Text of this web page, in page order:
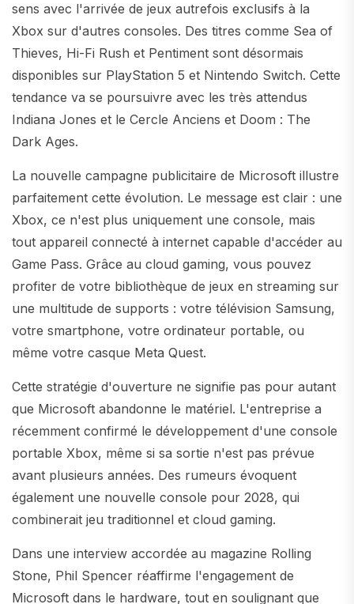
sens avec l'arrivée de jeux autrefois exclusifs à la
Xbox sur d'autres consoles. Des titres comme Sea of
Thieves, Hi-Fi Rush et Pentiment sont désormais
disponibles sur PlayStation 5 et Nintendo Switch. Cette
tendance va se poursuivre avec les très attendus
Indiana Jones et le Cercle Anciens et Doom : The
Dark Ages.
La nouvelle campagne publicitaire de Microsoft illustre
parfaitement cette évolution. Le message est clair : une
Xbox, ce n'est plus uniquement une console, mais
tout appareil connecté à internet capable d'accéder au
Game Pass. Grâce au cloud gaming, vous pouvez
profiter de votre bibliothèque de jeux en streaming sur
une multitude de supports : votre télévision Samsung,
votre smartphone, votre ordinateur portable, ou
même votre casque Meta Quest.
Cette stratégie d'ouverture ne signifie pas pour autant
que Microsoft abandonne le matériel. L'entreprise a
récemment confirmé le développement d'une console
portable Xbox, même si sa sortie n'est pas prévue
avant plusieurs années. Des rumeurs évoquent
également une nouvelle console pour 2028, qui
combinerait jeu traditionnel et cloud gaming.
Dans une interview accordée au magazine Rolling
Stone, Phil Spencer réaffirme l'engagement de
Microsoft dans le hardware, tout en soulignant que